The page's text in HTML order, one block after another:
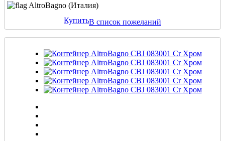
AltroBagno (Италия)
КупитьВ список пожеланий